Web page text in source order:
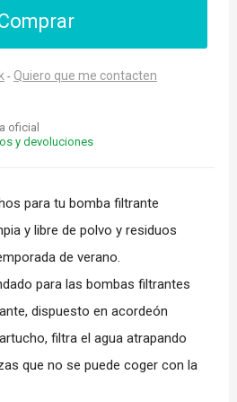
- Quiero que me contacten
oficial
y devoluciones
para tu bomba filtrante
y libre de polvo y residuos
de verano.
para las bombas filtrantes
dispuesto en acordeón
filtra el agua atrapando
que no se puede coger con la